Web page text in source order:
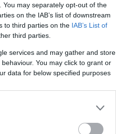
may separately opt-out of the
on the IAB’s list of downstream
to third parties on the IAB’s List of
third parties.
services and may gather and store
You may click to grant or
data for below specified purposes